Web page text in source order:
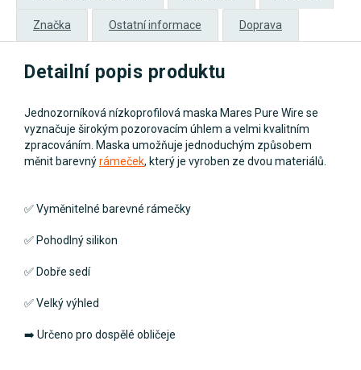
Značka Ostatní informace Doprava
Detailní popis produktu
Jednozorníková nízkoprofilová maska Mares Pure Wire se
vyznačuje širokým pozorovacím úhlem a velmi kvalitním
zpracováním. Maska umožňuje jednoduchým způsobem
měnit barevnýrámeček, který je vyroben ze dvou materiálů.
✅ Vyměnitelné barevné rámečky
✅ Pohodlný silikon
✅ Dobře sedí
✅ Velký výhled
➡️ Určeno pro dospělé obličeje